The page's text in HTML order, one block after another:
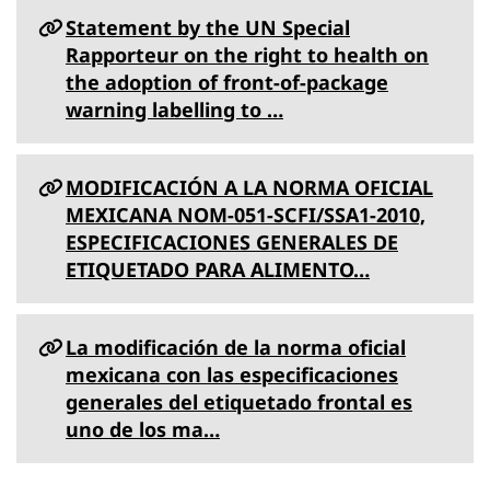
Statement by the UN Special
Rapporteur on the right to health on
the adoption of front-of-package
warning labelling to …
MODIFICACIÓN A LA NORMA OFICIAL
MEXICANA NOM-051-SCFI/SSA1-2010,
ESPECIFICACIONES GENERALES DE
ETIQUETADO PARA ALIMENTO…
La modificación de la norma oficial
mexicana con las especificaciones
generales del etiquetado frontal es
uno de los ma…